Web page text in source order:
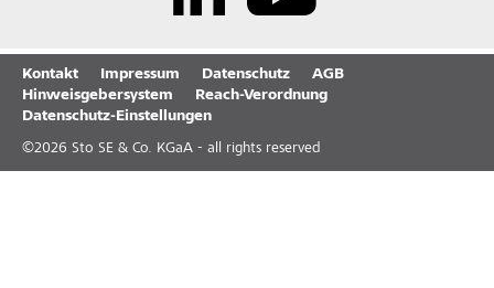
Kontakt Impressum Datenschutz
AGB
Hinweisgebersystem
Reach-Verordnung
Datenschutz-Einstellungen
©2026 Sto SE & Co. KGaA - all rights reserved